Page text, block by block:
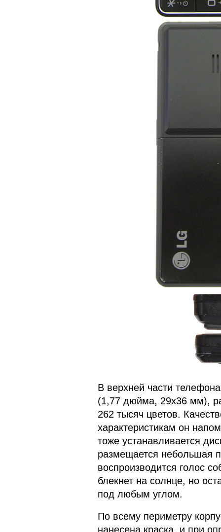
В верхней части
(1,77 дюйма, 29х36 мм),
262 тысяч цветов.
характеристикам он
тоже устанавливается
размещается небольшая
воспроизводится голос
блекнет на солнце, но
под любым углом.
По всему периметру
нанесена краска, и при